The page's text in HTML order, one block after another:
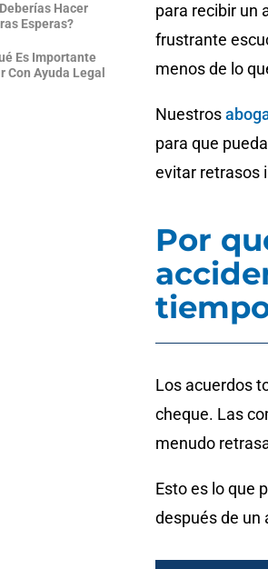
Hacer
Esperas?
Es Importante
Con Ayuda Legal
para recibir un
frustrante
menos de lo
Nuestros
para que
evitar retrasos
Por
Los acuerdos
cheque. Las
menudo
Esto es lo que
después de un